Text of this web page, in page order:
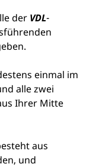
der VDL-
einmal im
alle zwei
Ihrer Mitte
aus
und